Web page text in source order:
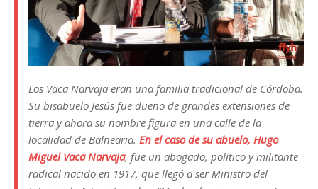
Los Vaca Narvaja eran una familia tradicional de Córdoba.
Su bisabuelo Jesús fue dueño de grandes extensiones de
tierra y ahora su nombre figura en una calle de la
localidad de Balnearia. En el caso de su abuelo, Hugo
Miguel Vaca Narvaja, fue un abogado, político y militante
radical nacido en 1917, que llegó a ser Ministro del